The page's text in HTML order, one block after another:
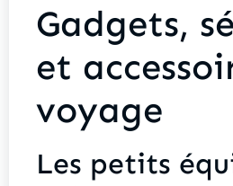
Gadgets,
et
voyage
Les petits